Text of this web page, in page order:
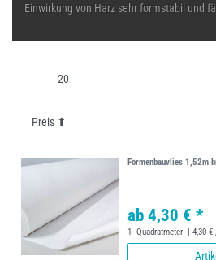
Einwirkung von Harz sehr formstabil und
Formenbauvlies 1,52m
ab 4,30 € *
1 Quadratmeter | 4,30 €